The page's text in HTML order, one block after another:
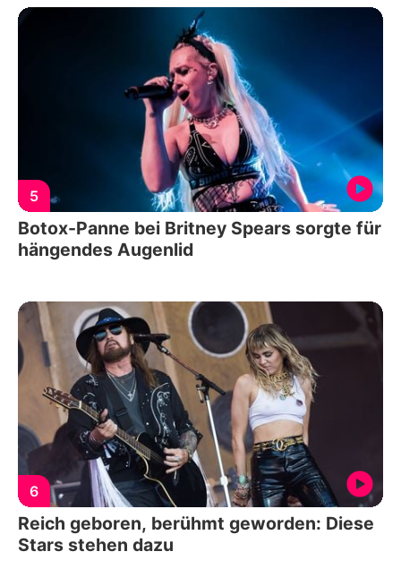
5
Botox-Panne bei Britney Spears sorgte für
hängendes Augenlid
6
Reich geboren, berühmt geworden: Diese
Stars stehen dazu